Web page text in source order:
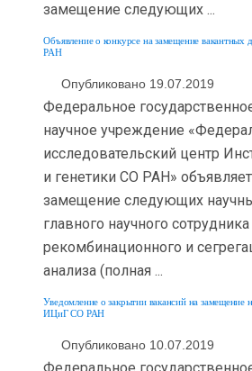
замещение следующих ...
Объявление о конкурсе на замещение
РАН
Опубликовано 19.07.2019
Федеральное
научное учреждение
исследовательский центр
и генетики СО РАН»
замещение следующих
главного научного
рекомбинационного и
анализа (полная ...
Уведомление о закрытии вакансий на замещение
ИЦиГ СО РАН
Опубликовано 10.07.2019